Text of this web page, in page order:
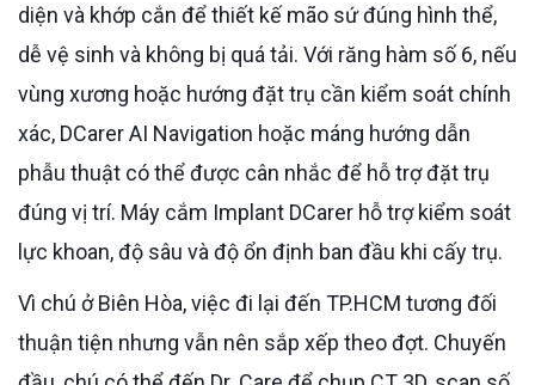
diện và khớp cắn để thiết kế mão sứ đúng hình thể,
dễ vệ sinh và không bị quá tải. Với răng hàm số 6, nếu
vùng xương hoặc hướng đặt trụ cần kiểm soát chính
xác, DCarer AI Navigation hoặc máng hướng dẫn
phẫu thuật có thể được cân nhắc để hỗ trợ đặt trụ
đúng vị trí. Máy cắm Implant DCarer hỗ trợ kiểm soát
lực khoan, độ sâu và độ ổn định ban đầu khi cấy trụ.
Vì chú ở Biên Hòa, việc đi lại đến TP.HCM tương đối
thuận tiện nhưng vẫn nên sắp xếp theo đợt. Chuyến